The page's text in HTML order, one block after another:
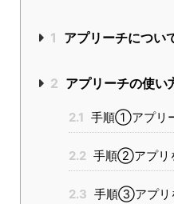
1 アプリーチについ
2 アプリーチの使い
2.1 手順①アプリ
2.2 手順②アプリ
2.3 手順③アプリ